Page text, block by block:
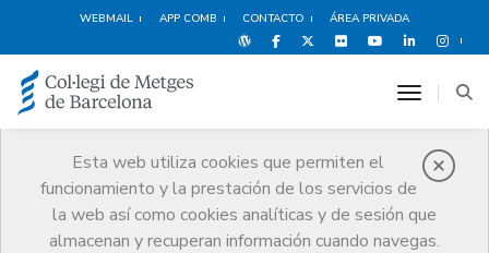
WEBMAIL APP COMB CONTACTO ÁREA PRIVADA
Esta web utiliza cookies que permiten el
funcionamiento y la prestación de los servicios de
la web así como cookies analíticas y de sesión que
almacenan y recuperan información cuando navegas.
toggle
Médicos
Trámites Médicos